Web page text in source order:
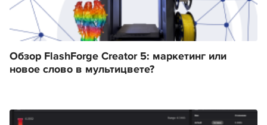
Обзор FlashForge Creator 5: маркетинг или
новое слово в мультицвете?